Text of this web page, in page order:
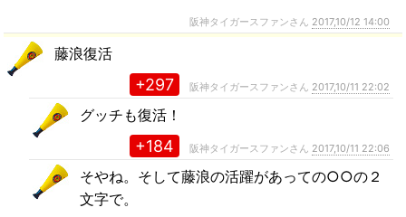
阪神タイガースファンさん 2017,10/12 14:00
藤浪復活
+297 阪神タイガースファンさん 2017,10/11 22:02
グッチも復活！
+184 阪神タイガースファンさん 2017,10/11 22:06
そやね。そして藤浪の活躍があっての○○の２
文字で。